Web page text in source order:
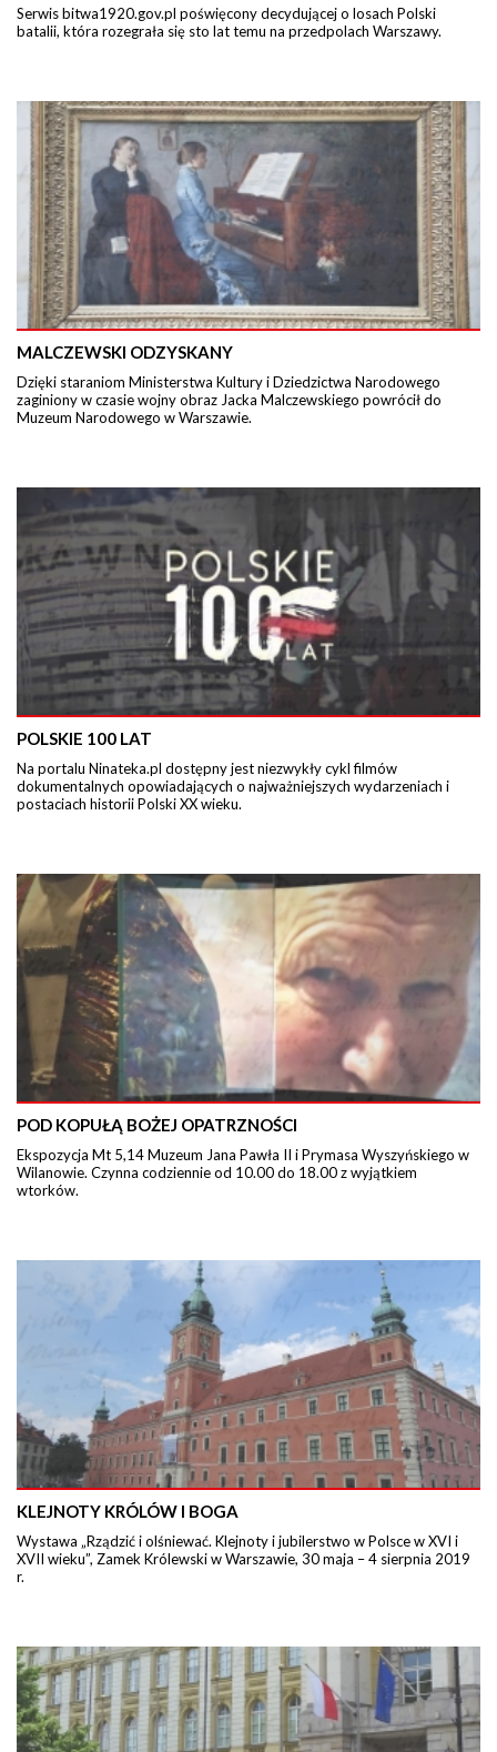
Serwis bitwa1920.gov.pl poświęcony decydującej o losach Polski
batalii, która rozegrała się sto lat temu na przedpolach Warszawy.
MALCZEWSKI ODZYSKANY
Dzięki staraniom Ministerstwa Kultury i Dziedzictwa Narodowego
zaginiony w czasie wojny obraz Jacka Malczewskiego powrócił do
Muzeum Narodowego w Warszawie.
POLSKIE 100 LAT
Na portalu Ninateka.pl dostępny jest niezwykły cykl filmów
dokumentalnych opowiadających o najważniejszych wydarzeniach i
postaciach historii Polski XX wieku.
POD KOPUŁĄ BOŻEJ OPATRZNOŚCI
Ekspozycja Mt 5,14 Muzeum Jana Pawła II i Prymasa Wyszyńskiego w
Wilanowie. Czynna codziennie od 10.00 do 18.00 z wyjątkiem
wtorków.
KLEJNOTY KRÓLÓW I BOGA
Wystawa „Rządzić i olśniewać. Klejnoty i jubilerstwo w Polsce w XVI i
XVII wieku”, Zamek Królewski w Warszawie, 30 maja – 4 sierpnia 2019
r.